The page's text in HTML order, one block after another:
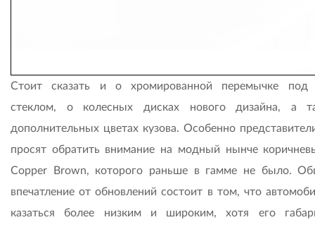
Стоит сказать и о хромированной перемычке под
стеклом, о колесных дисках нового дизайна, а
дополнительных цветах кузова. Особенно
просят обратить внимание на модный нынче
Copper Brown, которого раньше в гамме не было.
впечатление от обновлений состоит в том, что
казаться более низким и широким, хотя его